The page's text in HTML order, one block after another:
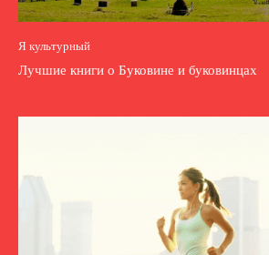
Я культурный
Лучшие книги о Буковине и буковинцах